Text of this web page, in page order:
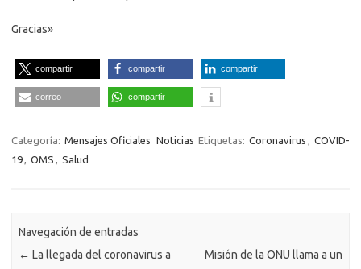
Gracias»
compartir compartir compartir
correo compartir
Categoría: Mensajes Oficiales Noticias Etiquetas: Coronavirus , COVID-
19, OMS , Salud
Navegación de entradas
← La llegada del coronavirus a
Misión de la ONU llama a un